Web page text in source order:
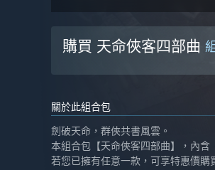
購買 天命俠客四部曲
關於此組合包
劍破天命，群俠共書風雲。
本組合包【天命俠客四部曲】，內含
若您已擁有任意一款，可享特惠價購